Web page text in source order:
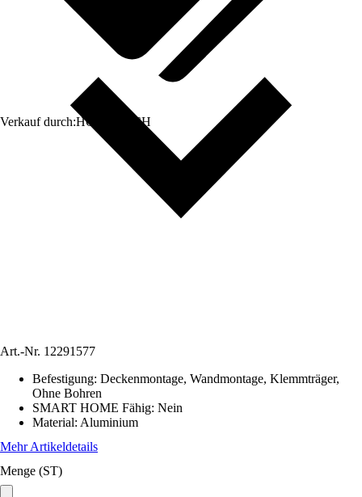
Verkauf durch:HORNBACH
Art.-Nr. 12291577
Befestigung: Deckenmontage, Wandmontage, Klemmträger,
Ohne Bohren
SMART HOME Fähig: Nein
Material: Aluminium
Mehr Artikeldetails
Menge (ST)